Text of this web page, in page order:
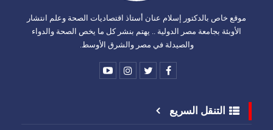
موقع خاص بالدكتور إسلام عنان أستاذ اقتصاديات الصحة وعلم انتشار
الأوبئة بجامعة مصر الدولية .. يهتم بنشر كل ما يخص الصحة والدواء
والصيدلة في مصر والشرق الأوسط.
التنقل السريع